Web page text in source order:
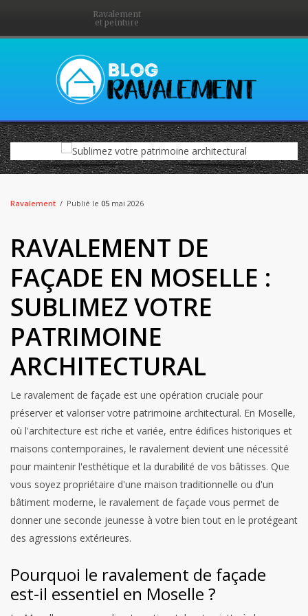
Ravalement
et peinture
Ravalement Publié le 05 mai 2026
RAVALEMENT DE
FAÇADE EN MOSELLE :
SUBLIMEZ VOTRE
PATRIMOINE
ARCHITECTURAL
Le ravalement de façade est une opération cruciale pour
préserver et valoriser votre patrimoine architectural. En Moselle,
où l'architecture est riche et variée, entre édifices historiques et
maisons contemporaines, le ravalement devient une nécessité
pour maintenir l'esthétique et la durabilité de vos bâtisses. Que
vous soyez propriétaire d'une maison traditionnelle ou d'un
bâtiment moderne, le ravalement de façade vous permet de
donner une seconde jeunesse à votre bien tout en le protégeant
des agressions extérieures.
Pourquoi le ravalement de façade
est-il essentiel en Moselle ?